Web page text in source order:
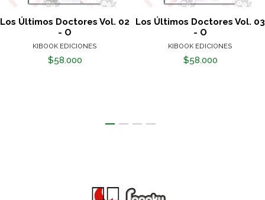
Los Últimos Doctores Vol. 02
- O
KIBOOK EDICIONES
$58.000
Los Últimos Doctores Vol. 03
- O
KIBOOK EDICIONES
$58.000